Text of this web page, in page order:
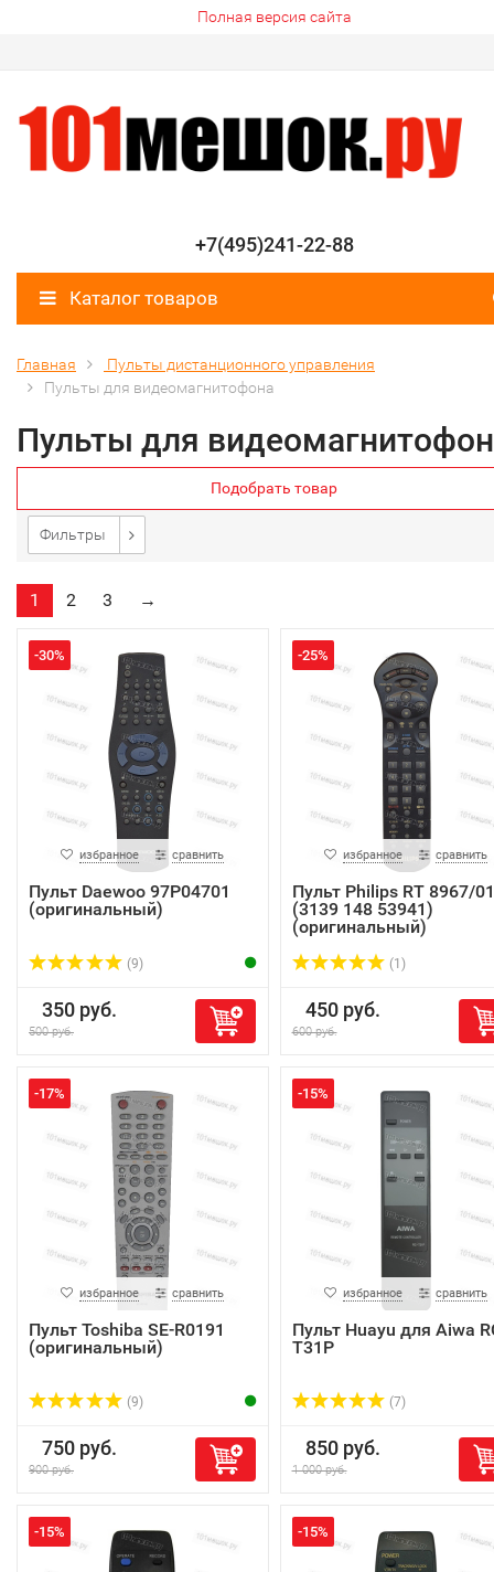
Полная версия сайта
+7(495)241-22-88
Каталог товаров
Главная
Пульты дистанционного управления
Пульты для видеомагнитофона
Пульты для
Подобрать товар
Фильтры
1 2 3 →
-30%
избранное сравнить
Пульт Daewoo 97P04701
(оригинальный)
(9)
350 руб.
500 руб.
-25%
избранное сравнить
Пульт Philips RT 8967/01
(3139 148 53941)
(оригинальный)
(1)
450 руб.
600 руб.
-17%
избранное сравнить
Пульт Toshiba SE-R0191
(оригинальный)
(9)
750 руб.
900 руб.
-15%
избранное сравнить
Пульт Huayu для Aiwa
T31P
(7)
850 руб.
1 000 руб.
-15% -15%